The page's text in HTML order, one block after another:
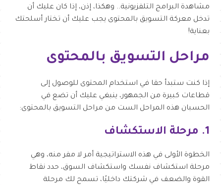
مشاهدة البرامج التلفزيونية.. وهكذا، إذن، إذا كان عليك أن
تدخل معركة التسويق بالمحتوى يجب عليك أن تختار أسلحتك
بعناية!
مراحل التسويق بالمحتوى
إذا كنت ستبدأ حقا في استخدام المحتوى للوصول إلى
قطاعات كبيرة من الجمهور، ينبغي عليك أن تضع في
الحسبان هذه المراحل الست من مراحل التسويق بالمحتوى:
1. مرحلة الاستكشاف
الخطوة الأولى في هذه الاستراتيجية أمر لا مفر منه، وهي
مرحلة استكشاف نفسك واستكشاف السوق، حدد نقاط
القوة والضعف في شركتك داخليًا، تسمح لك مرحلة